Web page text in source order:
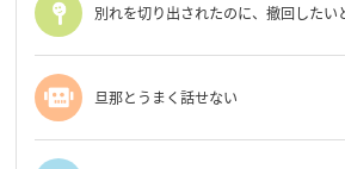
別れを切り出されたのに、撤回したい
旦那とうまく話せない